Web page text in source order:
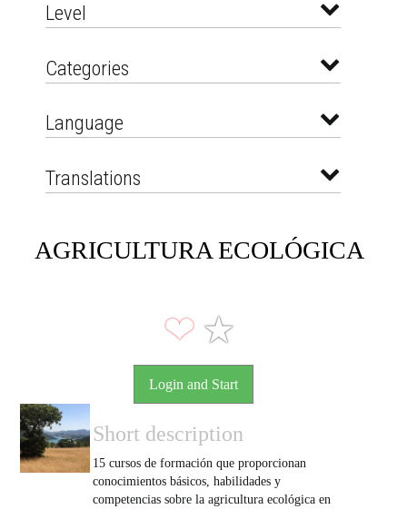
Level
Categories
Language
Translations
AGRICULTURA ECOLÓGICA
❤ ★
Login and Start
Short description
15 cursos de formación que proporcionan
conocimientos básicos, habilidades y
competencias sobre la agricultura ecológica en